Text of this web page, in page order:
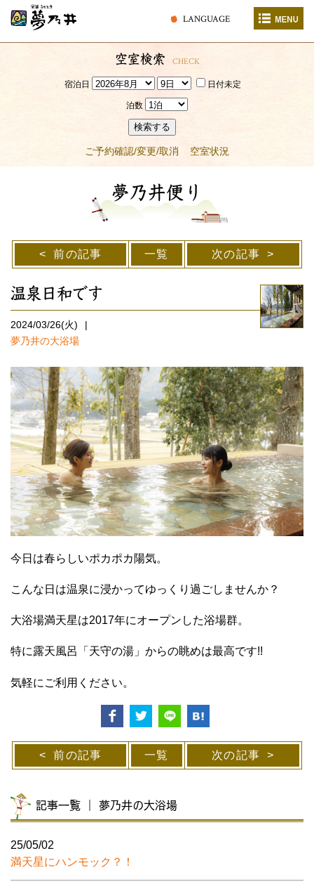
LANGUAGE
空室検索 CHECK
宿泊日 日付未定
泊数
検索する
ご予約確認/変更/取消 空室状況
夢乃井便り
前の記事 一覧 次の記事
温泉日和です
2024/03/26(火)
夢乃井の大浴場
今日は春らしいポカポカ陽気。
こんな日は温泉に浸かってゆっくり過ごしませんか？
大浴場満天星は2017年にオープンした浴場群。
特に露天風呂「天守の湯」からの眺めは最高です!!
気軽にご利用ください。
前の記事 一覧 次の記事
記事一覧 ｜ 夢乃井の大浴場
25/05/02
満天星にハンモック？！